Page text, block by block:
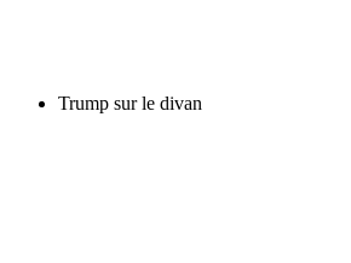
Trump sur le divan